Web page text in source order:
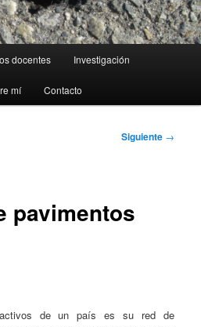
docentes Investigación
mí Contacto
Siguiente →
pavimentos
de un país es su red de